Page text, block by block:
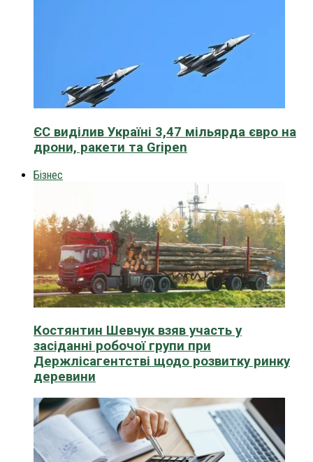
ЄС виділив Україні 3,47 мільярда євро на
дрони, ракети та Gripen
Бізнес
Костянтин Шевчук взяв участь у
засіданні робочої групи при
Держлісагентстві щодо розвитку ринку
деревини